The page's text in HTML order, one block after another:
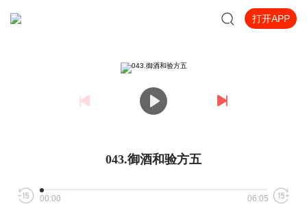
打开APP
043.御酒和验方五
00:00 06:05